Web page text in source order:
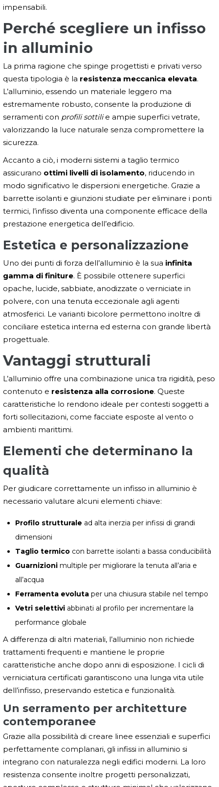
impensabili.
Perché scegliere un infisso
in alluminio
La prima ragione che spinge progettisti e privati verso
questa tipologia è la resistenza meccanica elevata.
L’alluminio, essendo un materiale leggero ma
estremamente robusto, consente la produzione di
serramenti con profili sottilie ampie superfici vetrate,
valorizzando la luce naturale senza compromettere la
sicurezza.
Accanto a ciò, i moderni sistemi a taglio termico
assicurano ottimi livelli di isolamento, riducendo in
modo significativo le dispersioni energetiche. Grazie a
barrette isolanti e giunzioni studiate per eliminare i ponti
termici, l’infisso diventa una componente efficace della
prestazione energetica dell’edificio.
Estetica e personalizzazione
Uno dei punti di forza dell’alluminio è la sua infinita
gamma di finiture. È possibile ottenere superfici
opache, lucide, sabbiate, anodizzate o verniciate in
polvere, con una tenuta eccezionale agli agenti
atmosferici. Le varianti bicolore permettono inoltre di
conciliare estetica interna ed esterna con grande libertà
progettuale.
Vantaggi strutturali
L’alluminio offre una combinazione unica tra rigidità, peso
contenuto e resistenza alla corrosione. Queste
caratteristiche lo rendono ideale per contesti soggetti a
forti sollecitazioni, come facciate esposte al vento o
ambienti marittimi.
Elementi che determinano la
qualità
Per giudicare correttamente un infisso in alluminio è
necessario valutare alcuni elementi chiave:
Profilo strutturale ad alta inerzia per infissi di grandi
dimensioni
Taglio termico con barrette isolanti a bassa conducibilità
Guarnizioni multiple per migliorare la tenuta all’aria e
all’acqua
Ferramenta evoluta per una chiusura stabile nel tempo
Vetri selettivi abbinati al profilo per incrementare la
performance globale
A differenza di altri materiali, l’alluminio non richiede
trattamenti frequenti e mantiene le proprie
caratteristiche anche dopo anni di esposizione. I cicli di
verniciatura certificati garantiscono una lunga vita utile
dell’infisso, preservando estetica e funzionalità.
Un serramento per architetture
contemporanee
Grazie alla possibilità di creare linee essenziali e superfici
perfettamente complanari, gli infissi in alluminio si
integrano con naturalezza negli edifici moderni. La loro
resistenza consente inoltre progetti personalizzati,